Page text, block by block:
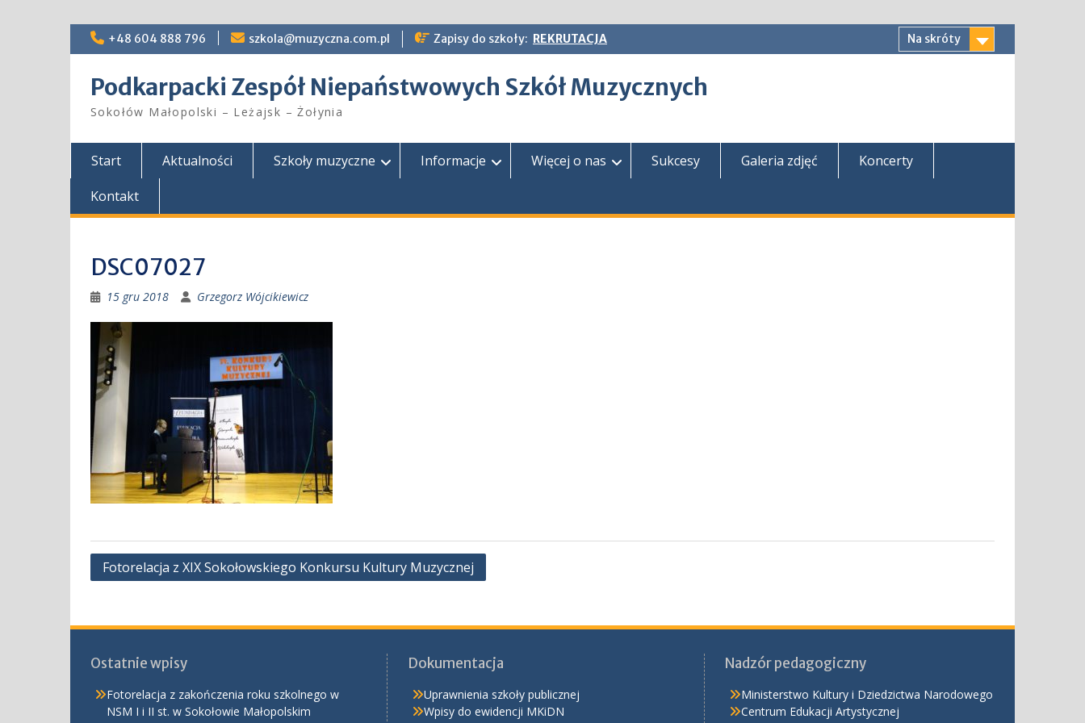
Skip
+48 604 888 796 szkola@muzyczna.com.pl Zapisy do szkoły: REKRUTACJA Na skróty
Podkarpacki Zespół Niepaństwowych Szkół Muzycznych
Sokołów Małopolski – Leżajsk – Żołynia
Start Aktualności Szkoły muzyczne Informacje Więcej o nas Sukcesy Galeria zdjęć
Koncerty
Kontakt
DSC07027
15 gru 2018 Grzegorz Wójcikiewicz
Nawigacja
Fotorelacja z XIX Sokołowskiego Konkursu Kultury Muzycznej
Ostatnie wpisy
Fotorelacja z zakończenia roku szkolnego w
NSM I i II st. w Sokołowie Małopolskim
Dokumentacja
Uprawnienia szkoły publicznej
Wpisy do ewidencji MKiDN
Nadzór pedagogiczny
Ministerstwo Kultury i Dziedzictwa Narodowego
Centrum Edukacji Artystycznej